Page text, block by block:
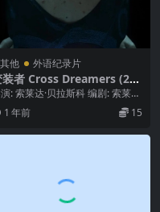
其他 外语纪录片
装者 Cross Dreamers (202
: 索莱达·贝拉斯科 编剧: 索莱达
拉斯科 类型: 纪录片 / 同性 制...
1 年前 15